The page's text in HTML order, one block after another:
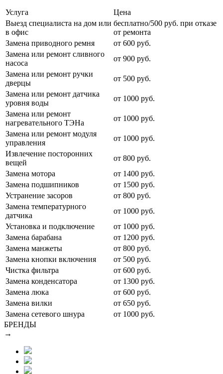
Услуга
Цена
Выезд специалиста на дом или
в офис
бесплатно/500 руб. при отказе
от ремонта
Замена приводного ремня
от 600 руб.
Замена или ремонт сливного
насоса
от 900 руб.
Замена или ремонт ручки
дверцы
от 500 руб.
Замена или ремонт датчика
уровня воды
от 1000 руб.
Замена или ремонт
нагревательного ТЭНа
от 1000 руб.
Замена или ремонт модуля
управления
от 1000 руб.
Извлечение посторонних
вещей
от 800 руб.
Замена мотора
от 1400 руб.
Замена подшипников
от 1500 руб.
Устранение засоров
от 800 руб.
Замена температурного
датчика
от 1000 руб.
Установка и подключение
от 1000 руб.
Замена барабана
от 1200 руб.
Замена манжеты
от 800 руб.
Замена кнопки включения
от 500 руб.
Чистка фильтра
от 600 руб.
Замена конденсатора
от 1300 руб.
Замена люка
от 600 руб.
Замена вилки
от 650 руб.
Замена сетевого шнура
от 1000 руб.
БРЕНДЫ
→